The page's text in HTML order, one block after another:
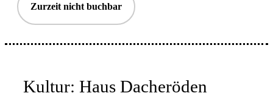
Zurzeit nicht buchbar
Kultur: Haus Dacheröden